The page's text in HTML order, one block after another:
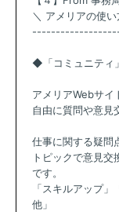
＼ アメリアの使
◆「コミュニティ
アメリアWebサイ
自由に質問や意見
仕事に関する疑問
トピックで意見
です。
「スキルアップ
他」